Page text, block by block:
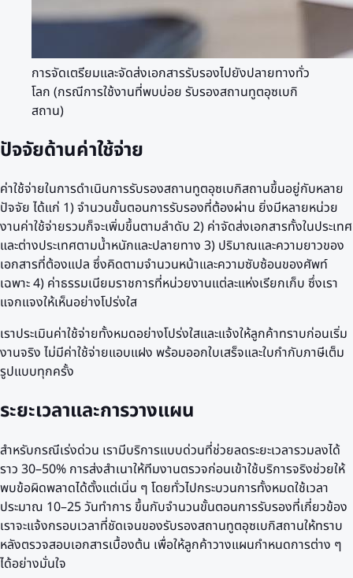
การจัดเตรียมและจัดส่งเอกสารรับรองไปยังปลายทางทั่ว
โลก (กรณีการใช้งานที่พบบ่อย รับรองสถานทูตอุซเบกิ
สถาน)
ปัจจัยด้านค่าใช้จ่าย
ค่าใช้จ่ายในการดำเนินการรับรองสถานทูตอุซเบกิสถานขึ้นอยู่กับหลาย
ปัจจัย ได้แก่ 1) จำนวนขั้นตอนการรับรองที่ต้องผ่าน ยิ่งมีหลายหน่วย
งานค่าใช้จ่ายรวมก็จะเพิ่มขึ้นตามลำดับ 2) ค่าจัดส่งเอกสารทั้งในประเทศ
และต่างประเทศตามน้ำหนักและปลายทาง 3) ปริมาณและความยาวของ
เอกสารที่ต้องแปล ซึ่งคิดตามจำนวนหน้าและความซับซ้อนของศัพท์
เฉพาะ 4) ค่าธรรมเนียมราชการที่หน่วยงานแต่ละแห่งเรียกเก็บ ซึ่งเรา
แจกแจงให้เห็นอย่างโปร่งใส
เราประเมินค่าใช้จ่ายทั้งหมดอย่างโปร่งใสและแจ้งให้ลูกค้าทราบก่อนเริ่ม
งานจริง ไม่มีค่าใช้จ่ายแอบแฝง พร้อมออกใบเสร็จและใบกำกับภาษีเต็ม
รูปแบบทุกครั้ง
ระยะเวลาและการวางแผน
สำหรับกรณีเร่งด่วน เรามีบริการแบบด่วนที่ช่วยลดระยะเวลารวมลงได้
ราว 30–50% การส่งสำเนาให้ทีมงานตรวจก่อนเข้าใช้บริการจริงช่วยให้
พบข้อผิดพลาดได้ตั้งแต่เนิ่น ๆ โดยทั่วไปกระบวนการทั้งหมดใช้เวลา
ประมาณ 10–25 วันทำการ ขึ้นกับจำนวนขั้นตอนการรับรองที่เกี่ยวข้อง
เราจะแจ้งกรอบเวลาที่ชัดเจนของรับรองสถานทูตอุซเบกิสถานให้ทราบ
หลังตรวจสอบเอกสารเบื้องต้น เพื่อให้ลูกค้าวางแผนกำหนดการต่าง ๆ
ได้อย่างมั่นใจ